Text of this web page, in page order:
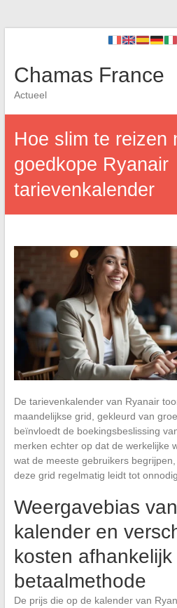
Chamas France
Actueel
Hoe slim te reizen
goedkope Ryanair
tarievenkalender
De tarievenkalender van Ryanair
maandelijkse grid, gekleurd van
beïnvloedt de boekingsbeslissing
merken echter op dat de werkelijke
wat de meeste gebruikers
deze grid regelmatig leidt tot
Weergavebias
kalender en
kosten
betaalmethode
De prijs die op de kalender van